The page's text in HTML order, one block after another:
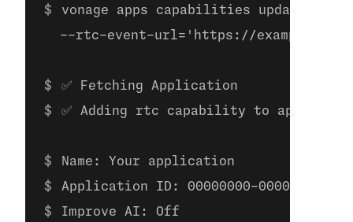
vonage apps capabilities update
--rtc-event-url='https://
✅ Fetching Application
✅ Adding rtc capability to application
Name: Your application
Application ID: 00000000-0000-0000-
Improve AI: Off